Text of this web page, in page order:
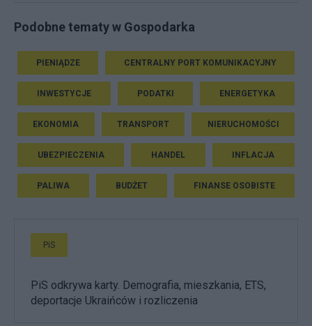
Podobne tematy w Gospodarka
PIENIĄDZE CENTRALNY PORT KOMUNIKACYJNY
INWESTYCJE PODATKI ENERGETYKA
EKONOMIA TRANSPORT NIERUCHOMOŚCI
UBEZPIECZENIA HANDEL INFLACJA
PALIWA BUDŻET FINANSE OSOBISTE
PiS
PiS odkrywa karty. Demografia, mieszkania, ETS,
deportacje Ukraińców i rozliczenia